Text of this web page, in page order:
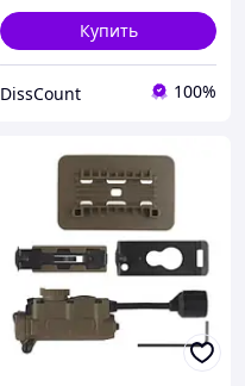
Купить
DissCount 100%